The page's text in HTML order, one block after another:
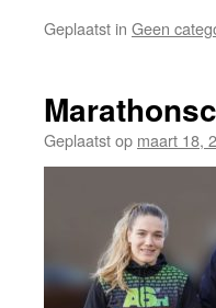
Geplaatst in Geen
Geplaatst op maart 18,